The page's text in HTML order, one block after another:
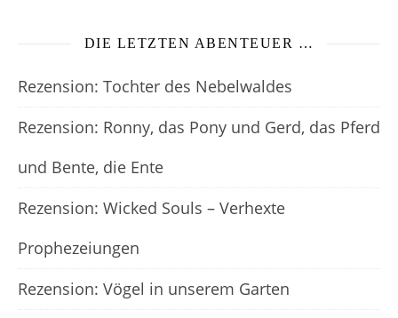
DIE LETZTEN ABENTEUER …
Rezension: Tochter des Nebelwaldes
Rezension: Ronny, das Pony und Gerd, das Pferd
und Bente, die Ente
Rezension: Wicked Souls – Verhexte
Prophezeiungen
Rezension: Vögel in unserem Garten